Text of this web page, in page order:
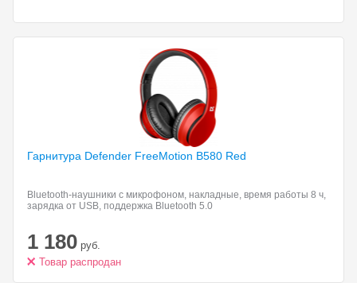
Гарнитура Defender FreeMotion B580 Red
Bluetooth-наушники с микрофоном, накладные, время работы 8 ч,
зарядка от USB, поддержка Bluetooth 5.0
1 180 руб.
Товар распродан